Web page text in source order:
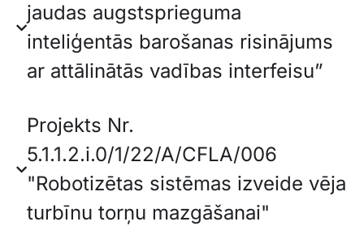
jaudas augstsprieguma
inteliģentās barošanas risinājums
ar attālinātās vadības interfeisu”
Projekts Nr.
5.1.1.2.i.0/1/22/A/CFLA/006
"Robotizētas sistēmas izveide vēja
turbīnu torņu mazgāšanai"